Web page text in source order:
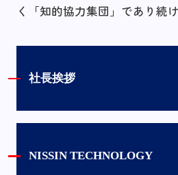
く「知的協力集団」であり続け
社長挨拶
NISSIN TECHNOLOGY